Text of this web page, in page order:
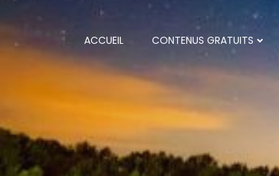
au
contenu
ACCUEIL CONTENUS GRATUITS